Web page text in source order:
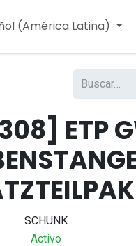
(América Latina)
ETP
SCHUNK
Activo